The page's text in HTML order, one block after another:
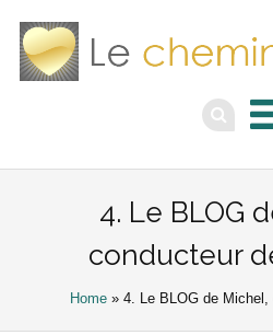
4. Le BLOG
conducteur
Home » 4. Le BLOG de